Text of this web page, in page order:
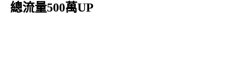
總流量500萬UP